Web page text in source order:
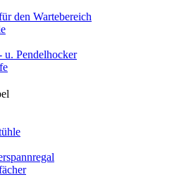
den Wartebereich
u. Pendelhocker